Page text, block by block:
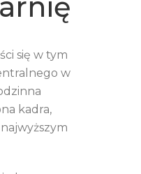
się w tym
w
kadra,